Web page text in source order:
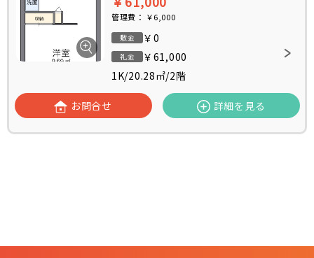
管理費： ￥6,000
敷金 ￥0
礼金
￥61,000
1K/20.28㎡/2階
お問合せ 詳細を見る